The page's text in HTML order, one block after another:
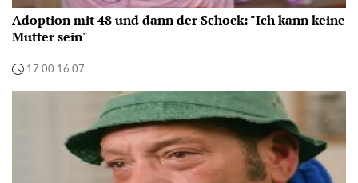
Adoption mit 48 und dann der Schock: "Ich kann keine
Mutter sein"
17:00 16.07